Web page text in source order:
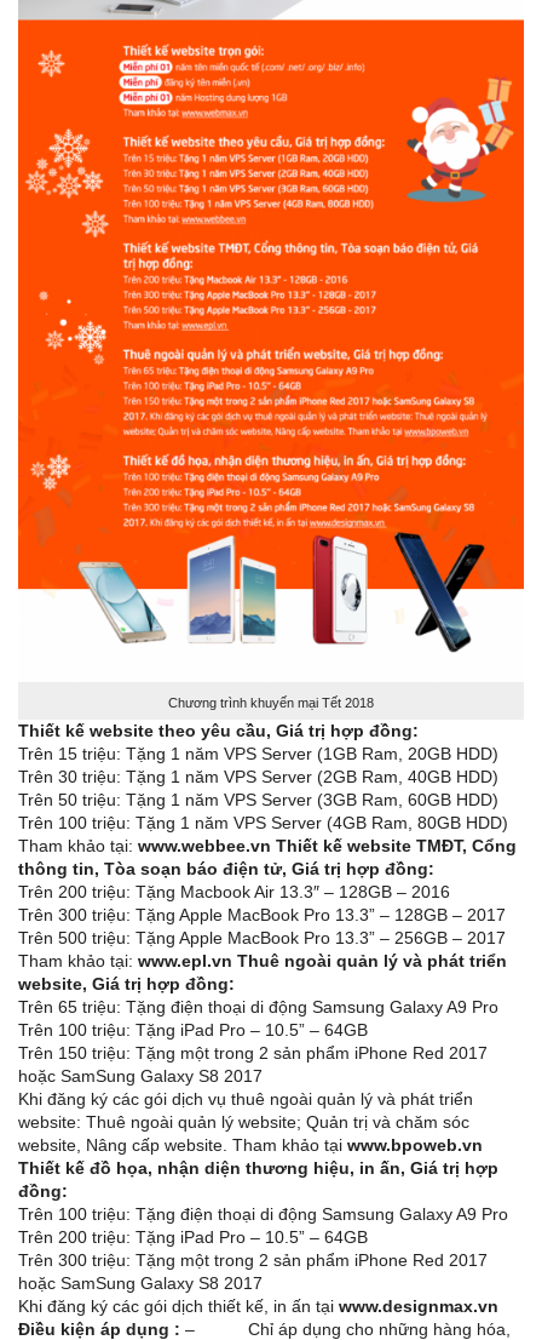
Chương trình khuyến mại Tết 2018
Thiết kế website theo yêu cầu, Giá trị hợp đồng:
Trên 15 triệu: Tặng 1 năm VPS Server (1GB Ram, 20GB HDD)
Trên 30 triệu: Tặng 1 năm VPS Server (2GB Ram, 40GB HDD)
Trên 50 triệu: Tặng 1 năm VPS Server (3GB Ram, 60GB HDD)
Trên 100 triệu: Tặng 1 năm VPS Server (4GB Ram, 80GB HDD)
Tham khảo tại: www.webbee.vn Thiết kế website TMĐT, Cổng
thông tin, Tòa soạn báo điện tử, Giá trị hợp đồng:
Trên 200 triệu: Tặng Macbook Air 13.3″ – 128GB – 2016
Trên 300 triệu: Tặng Apple MacBook Pro 13.3” – 128GB – 2017
Trên 500 triệu: Tặng Apple MacBook Pro 13.3” – 256GB – 2017
Tham khảo tại: www.epl.vn Thuê ngoài quản lý và phát triển
website, Giá trị hợp đồng:
Trên 65 triệu: Tặng điện thoại di động Samsung Galaxy A9 Pro
Trên 100 triệu: Tặng iPad Pro – 10.5” – 64GB
Trên 150 triệu: Tặng một trong 2 sản phẩm iPhone Red 2017
hoặc SamSung Galaxy S8 2017
Khi đăng ký các gói dịch vụ thuê ngoài quản lý và phát triển
website: Thuê ngoài quản lý website; Quản trị và chăm sóc
website, Nâng cấp website. Tham khảo tại www.bpoweb.vn
Thiết kế đồ họa, nhận diện thương hiệu, in ấn, Giá trị hợp
đồng:
Trên 100 triệu: Tặng điện thoại di động Samsung Galaxy A9 Pro
Trên 200 triệu: Tặng iPad Pro – 10.5” – 64GB
Trên 300 triệu: Tặng một trong 2 sản phẩm iPhone Red 2017
hoặc SamSung Galaxy S8 2017
Khi đăng ký các gói dịch thiết kế, in ấn tại www.designmax.vn
Điều kiện áp dụng : – Chỉ áp dụng cho những hàng hóa,